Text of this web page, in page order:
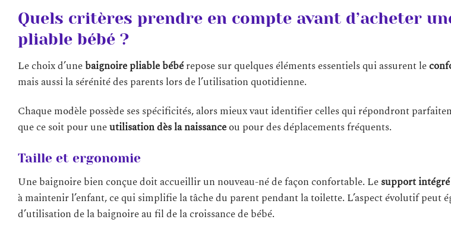
Quels critères prendre en compte avant d’acheter
pliable bébé ?
Le choix d’unebaignoire pliable bébérepose sur quelques éléments essentiels qui assurent le
mais aussi la sérénité des parents lors de l’utilisation quotidienne.
Chaque modèle possède ses spécificités, alors mieux vaut identifier celles qui répondront
que ce soit pour uneutilisation dès la naissanceou pour des déplacements fréquents.
Taille et ergonomie
Une baignoire bien conçue doit accueillir un nouveau-né de façon confortable. Lesupport intégré
à maintenir l’enfant, ce qui simplifie la tâche du parent pendant la toilette. L’aspect évolutif peut
d’utilisation de la baignoire au fil de la croissance de bébé.